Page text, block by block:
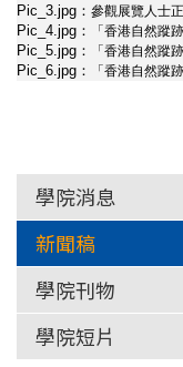
Pic_3.jpg： 參觀展覽人士
Pic_4.jpg： 「香港自然蹤
Pic_5.jpg： 「香港自然蹤
Pic_6.jpg： 「香港自然蹤
學院消息
新聞稿
學院刊物
學院短片